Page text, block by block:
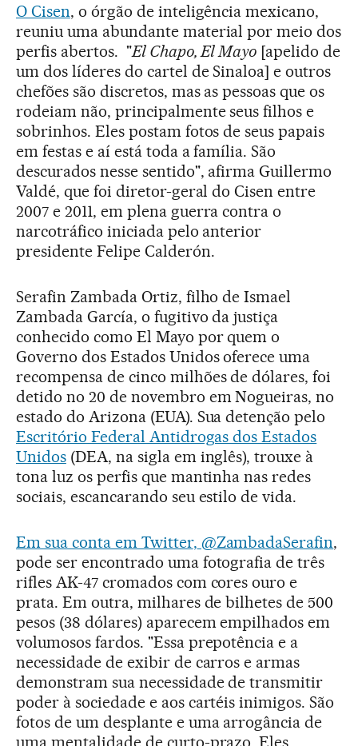
O Cisen, o órgão de inteligência mexicano,
reuniu uma abundante material por meio dos
perfis abertos. "El Chapo, El Mayo [apelido de
um dos líderes do cartel de Sinaloa] e outros
chefões são discretos, mas as pessoas que os
rodeiam não, principalmente seus filhos e
sobrinhos. Eles postam fotos de seus papais
em festas e aí está toda a família. São
descurados nesse sentido", afirma Guillermo
Valdé, que foi diretor-geral do Cisen entre
2007 e 2011, em plena guerra contra o
narcotráfico iniciada pelo anterior
presidente Felipe Calderón.
Serafin Zambada Ortiz, filho de Ismael
Zambada García, o fugitivo da justiça
conhecido como El Mayo por quem o
Governo dos Estados Unidos oferece uma
recompensa de cinco milhões de dólares, foi
detido no 20 de novembro em Nogueiras, no
estado do Arizona (EUA). Sua detenção pelo
Escritório Federal Antidrogas dos Estados
Unidos(DEA, na sigla em inglês), trouxe à
tona luz os perfis que mantinha nas redes
sociais, escancarando seu estilo de vida.
Em sua conta em Twitter, @ZambadaSerafin,
pode ser encontrado uma fotografia de três
rifles AK-47 cromados com cores ouro e
prata. Em outra, milhares de bilhetes de 500
pesos (38 dólares) aparecem empilhados em
volumosos fardos. "Essa prepotência e a
necessidade de exibir de carros e armas
demonstram sua necessidade de transmitir
poder à sociedade e aos cartéis inimigos. São
fotos de um desplante e uma arrogância de
uma mentalidade de curto-prazo. Eles